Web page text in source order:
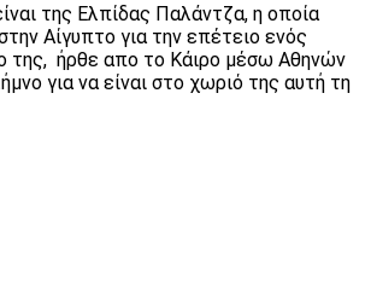
της Ελπίδας Παλάντζα, η οποία
Αίγυπτο για την επέτειο ενός
της, ήρθε απο το Κάιρο μέσω Αθηνών
για να είναι στο χωριό της αυτή τη